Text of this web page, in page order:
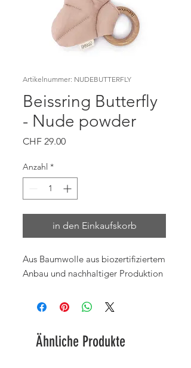
Artikelnummer: NUDEBUTTERFLY
Beissring Butterfly
- Nude powder
CHF 29.00Preis
Anzahl *
in den Einkaufskorb
Aus Baumwolle aus biozertifiziertem
Anbau und nachhaltiger Produktion
Ähnliche Produkte